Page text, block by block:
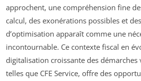
approchent, une compréhension fine
calcul, des exonérations possibles et
d’optimisation apparaît comme une
incontournable. Ce contexte fiscal en
digitalisation croissante des
telles que CFE Service, offre des